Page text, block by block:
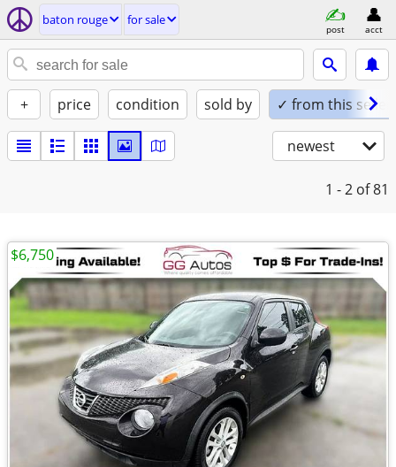
baton rouge for sale
post acct
+ price condition sold by ✓ from this seller
newest
1 - 2 of 81
$6,750